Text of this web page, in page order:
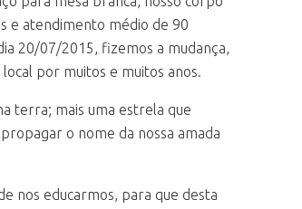
e atendimento médio de 90
20/07/2015, fizemos a mudança,
por muitos e muitos anos.
terra; mais uma estrela que
o nome da nossa amada
nos educarmos, para que desta